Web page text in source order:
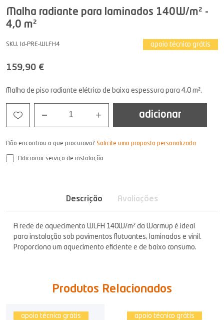
Malha radiante para laminados 140W/m² -
4,0 m²
SKU. Id-PRE-WLFH4 apoio técnico grátis
159,90 €
Malha de piso radiante elétrico de baixa espessura para 4,0 m².
1 adicionar
Não encontrou o que procurava? Solicite uma proposta personalizada
Adicionar serviço de instalação
Descrição Avaliações
A rede de aquecimento WLFH 140W/m² da Warmup é ideal
para instalação sob pavimentos flutuantes, laminados e vinil.
Proporciona um aquecimento eficiente e de baixo consumo.
Produtos Relacionados
apoio técnico grátis apoio técnico grátis